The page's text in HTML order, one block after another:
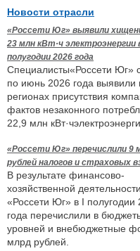
Новости отрасли
«Россети Юг» выявили
23 млн кВт·ч электроэнергии
полугодии 2026 года
Специалисты«Россети Юг»
по июнь 2026 года выявили
регионах присутствия
фактов незаконного
22,9 млн
«Россети Юг» перечислили 9
рублей налогов и страховых
В результате финансово-
хозяйственной деятельности
«Россети Юг» в I полугодии
года перечислили в
уровней и внебюджетные
млрд рублей.